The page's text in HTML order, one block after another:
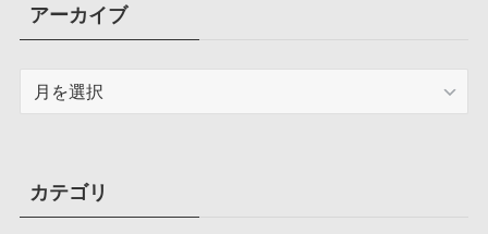
アーカイブ
ブカテゴリ